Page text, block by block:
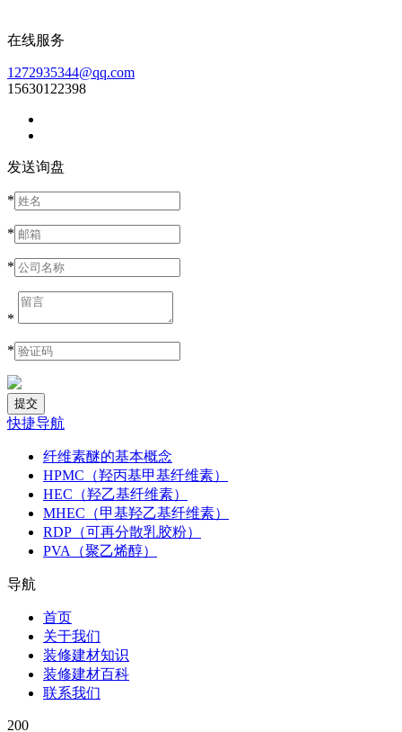
在线服务
1272935344@qq.com
15630122398
发送询盘
*
*
*
*
*
快捷导航
纤维素醚的基本概念
HPMC（羟丙基甲基纤维素）
HEC（羟乙基纤维素）
MHEC（甲基羟乙基纤维素）
RDP（可再分散乳胶粉）
PVA（聚乙烯醇）
导航
首页
关于我们
装修建材知识
装修建材百科
联系我们
200